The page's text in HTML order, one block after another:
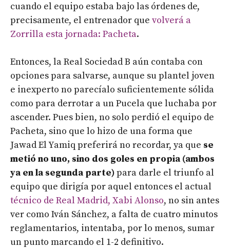
cuando el equipo estaba bajo las órdenes de,
precisamente, el entrenador que volverá a
Zorrilla esta jornada: Pacheta.
Entonces, la Real Sociedad B aún contaba con
opciones para salvarse, aunque su plantel joven
e inexperto no parecíalo suficientemente sólida
como para derrotar a un Pucela que luchaba por
ascender. Pues bien, no solo perdió el equipo de
Pacheta, sino que lo hizo de una forma que
Jawad El Yamiq preferirá no recordar, ya que se
metió no uno, sino dos goles en propia (ambos
ya en la segunda parte)para darle el triunfo al
equipo que dirigía por aquel entonces el actual
técnico de Real Madrid, Xabi Alonso, no sin antes
ver como Iván Sánchez, a falta de cuatro minutos
reglamentarios, intentaba, por lo menos, sumar
un punto marcando el 1-2 definitivo.